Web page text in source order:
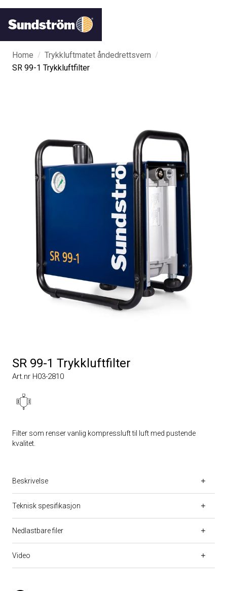
Home / Trykkluftmatet åndedrettsvern /
SR 99-1 Trykkluftfilter
SR 99-1 Trykkluftfilter
Art.nr H03-2810
Filter som renser vanlig kompressluft til luft med pustende
kvalitet.
Beskrivelse
Teknisk spesifikasjon
Nedlastbare filer
Video